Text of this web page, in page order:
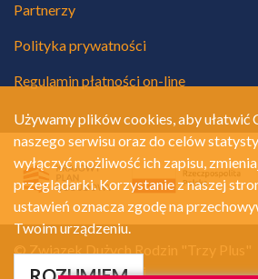
Partnerzy
Polityka prywatności
Regulamin płatności on-line
© Związek Dużych Rodzin "Trzy Plus"
Polityka prywatności
Używamy plików cookies, aby ułatwić
naszego serwisu oraz do celów
wyłączyć możliwość ich zapisu,
przeglądarki. Korzystanie z naszej
ustawień oznacza zgodę na
Twoim urządzeniu.